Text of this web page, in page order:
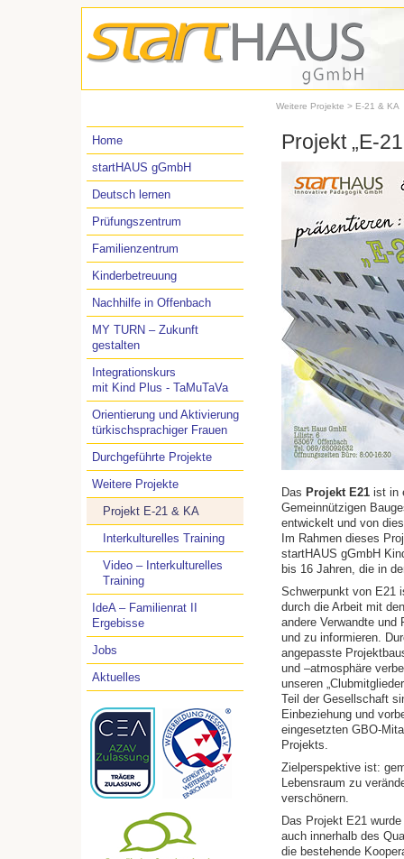
Weitere Projekte > E-21 & KA
Home
startHAUS gGmbH
Deutsch lernen
Prüfungszentrum
Familienzentrum
Kinderbetreuung
Nachhilfe in Offenbach
MY TURN – Zukunft
gestalten
Integrationskurs
mit Kind Plus - TaMuTaVa
Orientierung und Aktivierung
türkischsprachiger Frauen
Durchgeführte Projekte
Weitere Projekte
Projekt E-21 & KA
Interkulturelles Training
Video – Interkulturelles
Training
IdeA – Familienrat II
Ergebisse
Jobs
Aktuelles
Projekt „E-
Das Projekt E21 ist in
Gemeinnützigen
entwickelt und von
Im Rahmen dieses
startHAUS gGmbH
bis 16 Jahren, die in
Schwerpunkt von E21
durch die Arbeit mit
andere Verwandte und
und zu informieren.
angepasste
und –atmosphäre
unseren
Teil der Gesellschaft
Einbeziehung und
eingesetzten GBO-
Projekts.
Zielperspektive ist:
Lebensraum zu
verschönern.
Das Projekt E21
auch innerhalb des
die bestehende